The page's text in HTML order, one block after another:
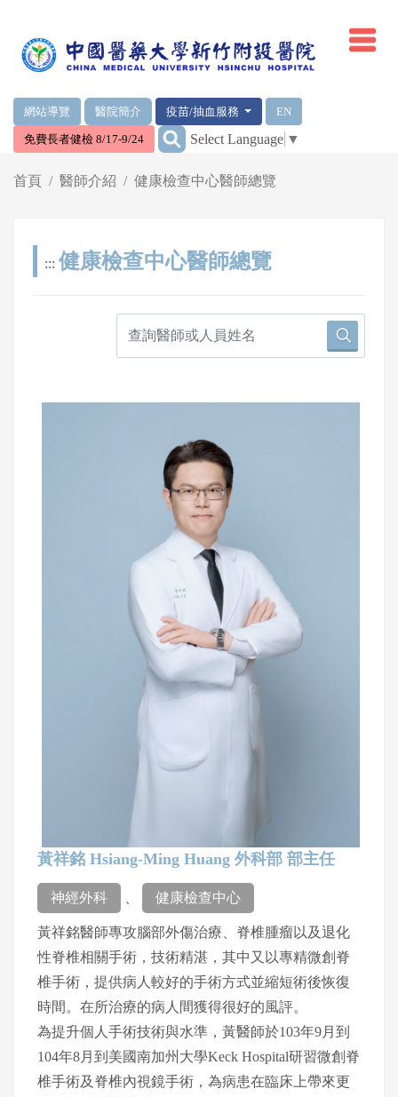
網站導覽 醫院簡介 疫苗/抽血服務 EN
免費長者健檢 8/17-9/24 ::: Select Language ▼
首頁 醫師介紹 健康檢查中心醫師總覽
::: 健康檢查中心醫師總覽
黃祥銘 Hsiang-Ming Huang 外科部 部主任
神經外科 健康檢查中心
黃祥銘醫師專攻腦部外傷治療、脊椎腫瘤以及退化
性脊椎相關手術，技術精湛，其中又以專精微創脊
椎手術，提供病人較好的手術方式並縮短術後恢復
時間。在所治療的病人間獲得很好的風評。
為提升個人手術技術與水準，黃醫師於103年9月到
104年8月到美國南加州大學Keck Hospital研習微創脊
椎手術及脊椎內視鏡手術，為病患在臨床上帶來更